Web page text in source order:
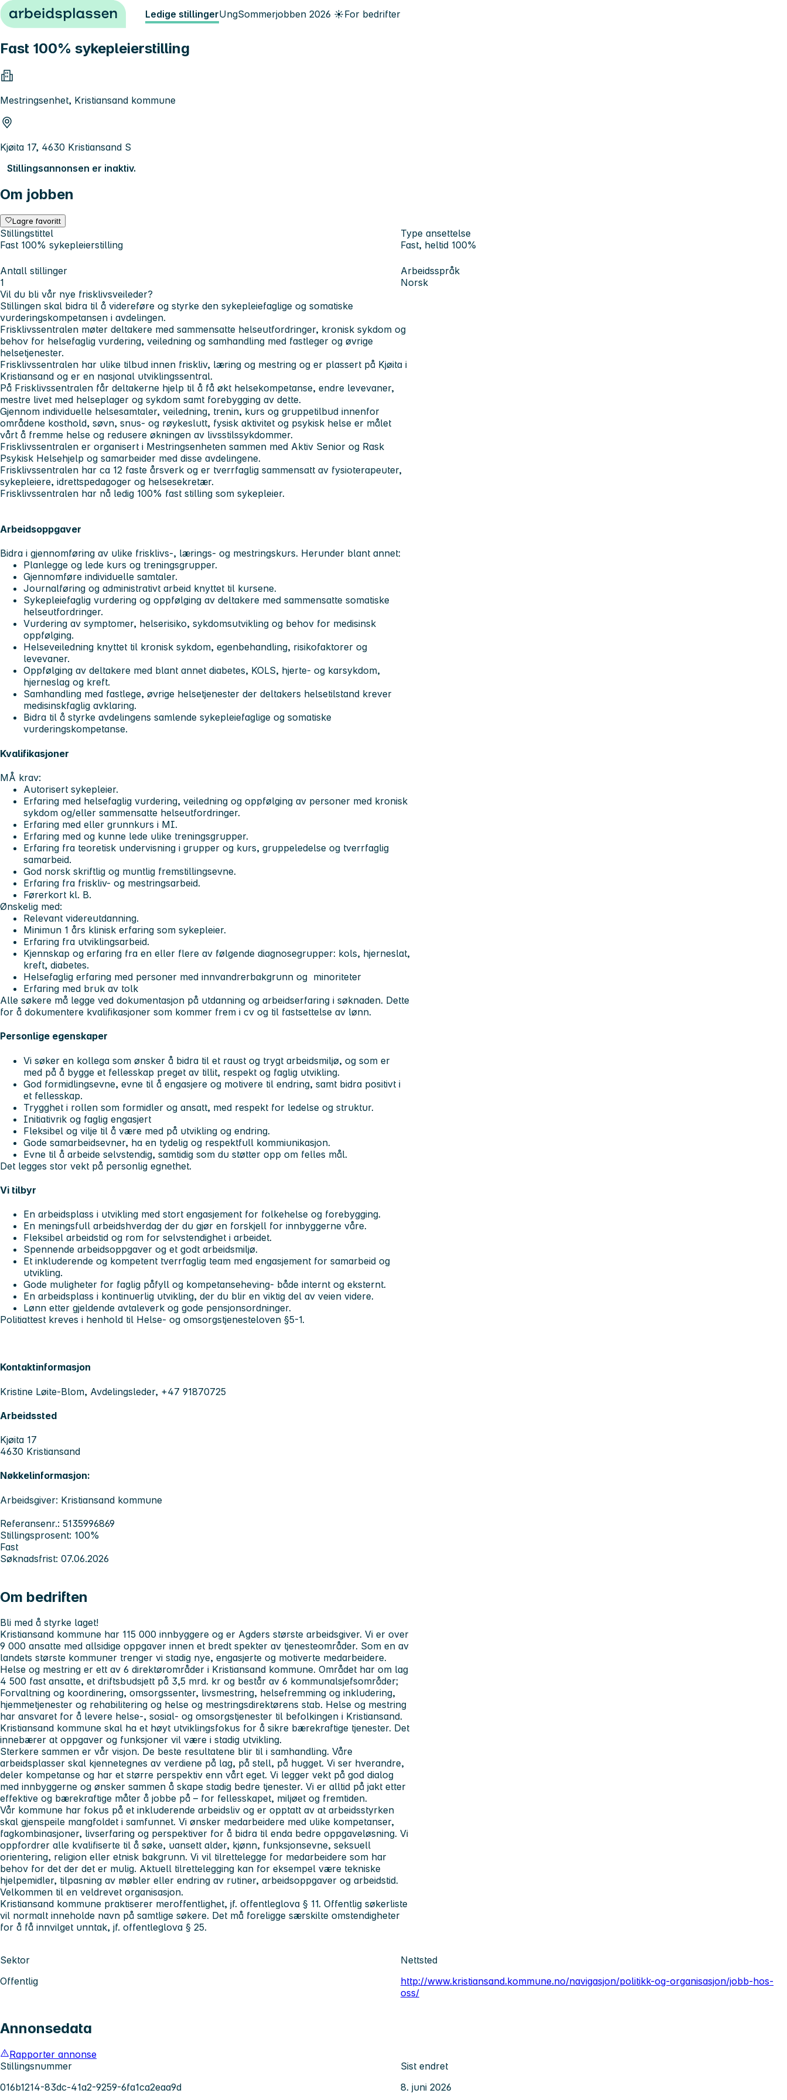
Hopp til innhold Ledige stillingerUngSommerjobben 2026 ☀️For bedrifter
Fast 100% sykepleierstilling
Mestringsenhet, Kristiansand kommune
Kjøita 17, 4630 Kristiansand S
Stillingsannonsen er inaktiv.
Om jobben
Lagre favoritt
Stillingstittel
Fast 100% sykepleierstilling
Type ansettelse
Fast, heltid 100%
Antall stillinger
1
Arbeidsspråk
Norsk
Vil du bli vår nye frisklivsveileder?
Stillingen skal bidra til å videreføre og styrke den sykepleiefaglige og somatiske
vurderingskompetansen i avdelingen.
Frisklivssentralen møter deltakere med sammensatte helseutfordringer, kronisk sykdom og
behov for helsefaglig vurdering, veiledning og samhandling med fastleger og øvrige
helsetjenester.
Frisklivssentralen har ulike tilbud innen friskliv, læring og mestring og er plassert på Kjøita i
Kristiansand og er en nasjonal utviklingssentral.
På Frisklivssentralen får deltakerne hjelp til å få økt helsekompetanse, endre levevaner,
mestre livet med helseplager og sykdom samt forebygging av dette.
Gjennom individuelle helsesamtaler, veiledning, trenin, kurs og gruppetilbud innenfor
områdene kosthold, søvn, snus- og røykeslutt, fysisk aktivitet og psykisk helse er målet
vårt å fremme helse og redusere økningen av livsstilssykdommer.
Frisklivssentralen er organisert i Mestringsenheten sammen med Aktiv Senior og Rask
Psykisk Helsehjelp og samarbeider med disse avdelingene.
Frisklivssentralen har ca 12 faste årsverk og er tverrfaglig sammensatt av fysioterapeuter,
sykepleiere, idrettspedagoger og helsesekretær.
Frisklivssentralen har nå ledig 100% fast stilling som sykepleier.
Arbeidsoppgaver
Bidra i gjennomføring av ulike frisklivs-, lærings- og mestringskurs. Herunder blant annet:
Planlegge og lede kurs og treningsgrupper.
Gjennomføre individuelle samtaler.
Journalføring og administrativt arbeid knyttet til kursene.
Sykepleiefaglig vurdering og oppfølging av deltakere med sammensatte somatiske
helseutfordringer.
Vurdering av symptomer, helserisiko, sykdomsutvikling og behov for medisinsk
oppfølging.
Helseveiledning knyttet til kronisk sykdom, egenbehandling, risikofaktorer og
levevaner.
Oppfølging av deltakere med blant annet diabetes, KOLS, hjerte- og karsykdom,
hjerneslag og kreft.
Samhandling med fastlege, øvrige helsetjenester der deltakers helsetilstand krever
medisinskfaglig avklaring.
Bidra til å styrke avdelingens samlende sykepleiefaglige og somatiske
vurderingskompetanse.
Kvalifikasjoner
MÅ krav:
Autorisert sykepleier.
Erfaring med helsefaglig vurdering, veiledning og oppfølging av personer med kronisk
sykdom og/eller sammensatte helseutfordringer.
Erfaring med eller grunnkurs i MI.
Erfaring med og kunne lede ulike treningsgrupper.
Erfaring fra teoretisk undervisning i grupper og kurs, gruppeledelse og tverrfaglig
samarbeid.
God norsk skriftlig og muntlig fremstillingsevne.
Erfaring fra friskliv- og mestringsarbeid.
Førerkort kl. B.
Ønskelig med:
Relevant videreutdanning.
Minimun 1 års klinisk erfaring som sykepleier.
Erfaring fra utviklingsarbeid.
Kjennskap og erfaring fra en eller flere av følgende diagnosegrupper: kols, hjerneslat,
kreft, diabetes.
Helsefaglig erfaring med personer med innvandrerbakgrunn og minoriteter
Erfaring med bruk av tolk
Alle søkere må legge ved dokumentasjon på utdanning og arbeidserfaring i søknaden. Dette
for å dokumentere kvalifikasjoner som kommer frem i cv og til fastsettelse av lønn.
Personlige egenskaper
Vi søker en kollega som ønsker å bidra til et raust og trygt arbeidsmiljø, og som er
med på å bygge et fellesskap preget av tillit, respekt og faglig utvikling.
God formidlingsevne, evne til å engasjere og motivere til endring, samt bidra positivt i
et fellesskap.
Trygghet i rollen som formidler og ansatt, med respekt for ledelse og struktur.
Initiativrik og faglig engasjert
Fleksibel og vilje til å være med på utvikling og endring.
Gode samarbeidsevner, ha en tydelig og respektfull kommiunikasjon.
Evne til å arbeide selvstendig, samtidig som du støtter opp om felles mål.
Det legges stor vekt på personlig egnethet.
Vi tilbyr
En arbeidsplass i utvikling med stort engasjement for folkehelse og forebygging.
En meningsfull arbeidshverdag der du gjør en forskjell for innbyggerne våre.
Fleksibel arbeidstid og rom for selvstendighet i arbeidet.
Spennende arbeidsoppgaver og et godt arbeidsmiljø.
Et inkluderende og kompetent tverrfaglig team med engasjement for samarbeid og
utvikling.
Gode muligheter for faglig påfyll og kompetanseheving- både internt og eksternt.
En arbeidsplass i kontinuerlig utvikling, der du blir en viktig del av veien videre.
Lønn etter gjeldende avtaleverk og gode pensjonsordninger.
Politiattest kreves i henhold til Helse- og omsorgstjenesteloven §5-1.
Kontaktinformasjon
Kristine Løite-Blom, Avdelingsleder, +47 91870725
Arbeidssted
Kjøita 17
4630 Kristiansand
Nøkkelinformasjon:
Arbeidsgiver: Kristiansand kommune
Referansenr.: 5135996869
Stillingsprosent: 100%
Fast
Søknadsfrist: 07.06.2026
Om bedriften
Bli med å styrke laget!
Kristiansand kommune har 115 000 innbyggere og er Agders største arbeidsgiver. Vi er over
9 000 ansatte med allsidige oppgaver innen et bredt spekter av tjenesteområder. Som en av
landets største kommuner trenger vi stadig nye, engasjerte og motiverte medarbeidere.
Helse og mestring er ett av 6 direktørområder i Kristiansand kommune. Området har om lag
4 500 fast ansatte, et driftsbudsjett på 3,5 mrd. kr og består av 6 kommunalsjefsområder;
Forvaltning og koordinering, omsorgssenter, livsmestring, helsefremming og inkludering,
hjemmetjenester og rehabilitering og helse og mestringsdirektørens stab. Helse og mestring
har ansvaret for å levere helse-, sosial- og omsorgstjenester til befolkingen i Kristiansand.
Kristiansand kommune skal ha et høyt utviklingsfokus for å sikre bærekraftige tjenester. Det
innebærer at oppgaver og funksjoner vil være i stadig utvikling.
Sterkere sammen er vår visjon. De beste resultatene blir til i samhandling. Våre
arbeidsplasser skal kjennetegnes av verdiene på lag, på stell, på hugget. Vi ser hverandre,
deler kompetanse og har et større perspektiv enn vårt eget. Vi legger vekt på god dialog
med innbyggerne og ønsker sammen å skape stadig bedre tjenester. Vi er alltid på jakt etter
effektive og bærekraftige måter å jobbe på – for fellesskapet, miljøet og fremtiden.
Vår kommune har fokus på et inkluderende arbeidsliv og er opptatt av at arbeidsstyrken
skal gjenspeile mangfoldet i samfunnet. Vi ønsker medarbeidere med ulike kompetanser,
fagkombinasjoner, livserfaring og perspektiver for å bidra til enda bedre oppgaveløsning. Vi
oppfordrer alle kvalifiserte til å søke, uansett alder, kjønn, funksjonsevne, seksuell
orientering, religion eller etnisk bakgrunn. Vi vil tilrettelegge for medarbeidere som har
behov for det der det er mulig. Aktuell tilrettelegging kan for eksempel være tekniske
hjelpemidler, tilpasning av møbler eller endring av rutiner, arbeidsoppgaver og arbeidstid.
Velkommen til en veldrevet organisasjon.
Kristiansand kommune praktiserer meroffentlighet, jf. offentleglova § 11. Offentlig søkerliste
vil normalt inneholde navn på samtlige søkere. Det må foreligge særskilte omstendigheter
for å få innvilget unntak, jf. offentleglova § 25.
Sektor
Offentlig
Nettsted
http://www.kristiansand.kommune.no/navigasjon/politikk-og-organisasjon/jobb-hos-
oss/
Annonsedata
Rapporter annonse
Stillingsnummer
016b1214-83dc-41a2-9259-6fa1ca2eaa9d
Sist endret
8. juni 2026